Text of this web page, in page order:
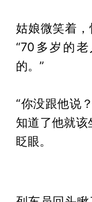
姑娘微笑着，
“70多岁的
的。”
“你没跟他说
知道了他就该
眨眼。